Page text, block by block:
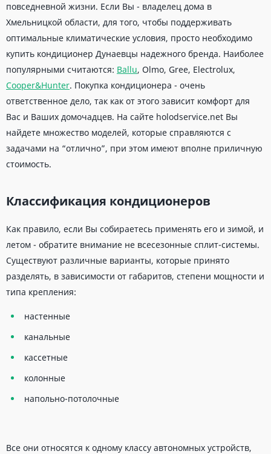
повседневной жизни. Если Вы - владелец дома в
Хмельницкой области, для того, чтобы поддерживать
оптимальные климатические условия, просто необходимо
купить кондиционер Дунаевцы надежного бренда. Наиболее
популярными считаются: Ballu, Olmo, Gree, Electrolux,
Cooper&Hunter. Покупка кондиционера - очень
ответственное дело, так как от этого зависит комфорт для
Вас и Ваших домочадцев. На сайте holodservice.net Вы
найдете множество моделей, которые справляются с
задачами на “отлично”, при этом имеют вполне приличную
стоимость.
Классификация кондиционеров
Как правило, если Вы собираетесь применять его и зимой, и
летом - обратите внимание не всесезонные сплит-системы.
Существуют различные варианты, которые принято
разделять, в зависимости от габаритов, степени мощности и
типа крепления:
настенные
канальные
кассетные
колонные
напольно-потолочные
Все они относятся к одному классу автономных устройств,